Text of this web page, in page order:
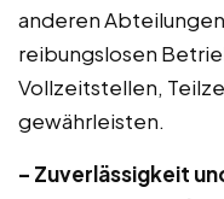
anderen
reibungslosen
Vollzeitstellen,
gewährleisten.
– Zuverlässigkeit